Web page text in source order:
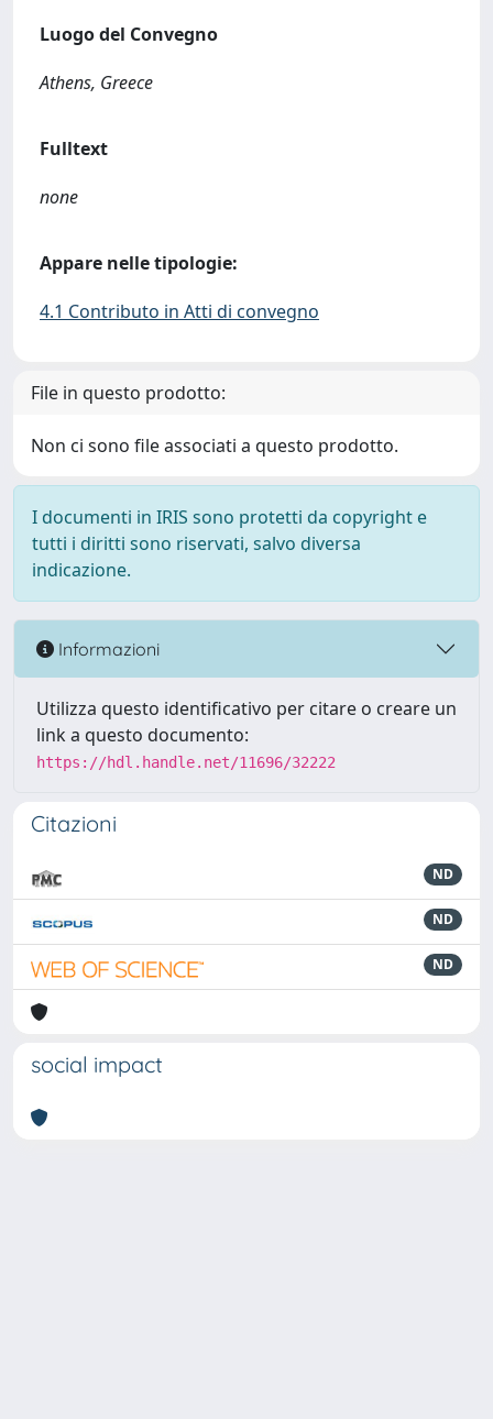
Luogo del Convegno
Athens, Greece
Fulltext
none
Appare nelle tipologie:
4.1 Contributo in Atti di convegno
File in questo prodotto:
Non ci sono file associati a questo prodotto.
I documenti in IRIS sono protetti da copyright e
tutti i diritti sono riservati, salvo diversa
indicazione.
Informazioni
Utilizza questo identificativo per citare o creare un
link a questo documento:
https://hdl.handle.net/11696/32222
Citazioni
ND
ND
ND
social impact